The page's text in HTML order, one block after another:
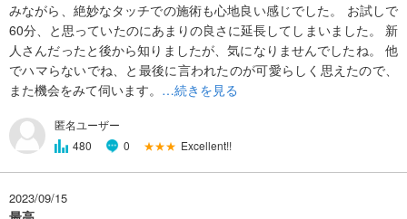
みながら、絶妙なタッチでの施術も心地良い感じでした。 お試しで
60分、と思っていたのにあまりの良さに延長してしまいました。 新
人さんだったと後から知りましたが、気になりませんでしたね。 他
でハマらないでね、と最後に言われたのが可愛らしく思えたので、
また機会をみて伺います。 …続きを見る
匿名ユーザー
480
0 ★★★ Excellent!!
2023/09/15